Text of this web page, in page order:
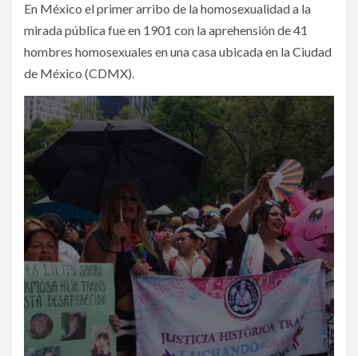
En México el primer arribo de la homosexualidad a la
mirada pública fue en 1901 con la aprehensión de 41
hombres homosexuales en una casa ubicada en la Ciudad
de México (CDMX).